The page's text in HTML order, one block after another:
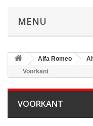
MENU
Alfa Romeo
Voorkant
VOORKANT